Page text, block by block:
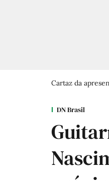
Cartaz da
DN Brasil